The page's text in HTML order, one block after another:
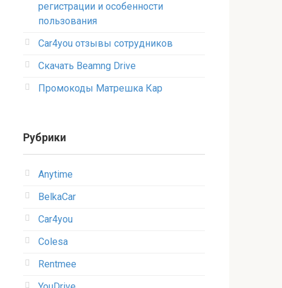
регистрации и особенности
пользования
Car4you отзывы сотрудников
Скачать Beamng Drive
Промокоды Матрешка Кар
Рубрики
Anytime
BelkaCar
Car4you
Colesa
Rentmee